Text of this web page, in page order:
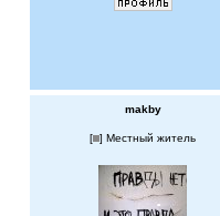
makby
[ ] Местный житель